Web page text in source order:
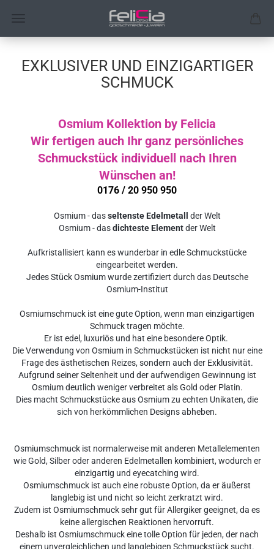
EXKLUSIVER UND EINZIGARTIGER
SCHMUCK
Osmium Kollektion by Felicia
Wir fertigen auch Ihr ganz persönliches
Schmuckstück individuell nach Ihren
Wünschen an!
0176 / 20 950 950
Osmium - dasseltenste Edelmetall
der Welt
Osmium - dasdichteste Elementder Welt
Aufkristallisiert kann es wunderbar in edle Schmuckstücke
eingearbeitet werden.
Jedes Stück Osmium wurde zertifiziert durch das Deutsche
Osmium-Institut
Osmiumschmuck ist eineguteOption,wenn man einzigartigen
Schmucktragen möchte.
Er ist edel, luxuriös und hat eine besondereOptik.
Die Verwendung von Osmium in Schmuckstücken ist nicht nur eine
Frage des ästhetischen Reizes, sondern auch der Exklusivität.
Aufgrund seiner Seltenheit und der aufwendigen Gewinnung ist
Osmium deutlich weniger verbreitet als Gold oder Platin.
Dies macht Schmuckstücke aus Osmium zu echten Unikaten, die
sich von herkömmlichen Designs abheben.
Osmiumschmuck ist normal erweise mit anderen Metallelementen
wieGold,Sil beroderanderen Edel metall en kombiniert,wodurch er
einzigartig und eyecatching wird.
Osmiumschmuck ist auch eine robusteOption,da eräußerst
anglebig ist und nicht so leicht zerkratzt wird.
Zudem ist Osmiumschmucksehrgut fürAll ergikergeeignet,da es
keineallergischen Reaktionen hervorruft.
Deshalb ist Osmiumschmuckeineto leOption für jeden,der nach
einem unverg leich lichen und anglebigen Schmuckstücksucht.